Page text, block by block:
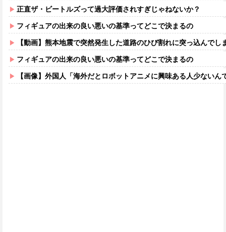
正直ザ・ビートルズって過大評価されすぎじゃねないか？
フィギュアの出来の良い悪いの基準ってどこで決まるの
【動画】熊本地震で突然発生した道路のひび割れに突っ込んでし
フィギュアの出来の良い悪いの基準ってどこで決まるの
【画像】外国人「海外だとロボットアニメに興味ある人少ないん